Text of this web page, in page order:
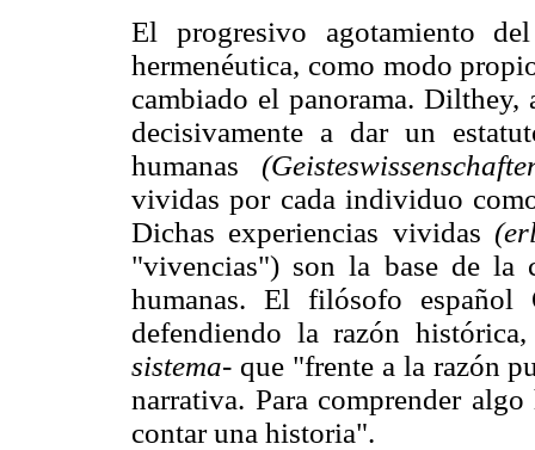
El progresivo agotamiento
hermenéutica, como modo
cambiado el panorama.
decisivamente a dar un
humanas
vividas por cada individuo
Dichas experiencias vividas
"vivencias") son la base de la
humanas. El filósofo
defendiendo la razón
sistema- que "frente a la razón
narrativa. Para comprender
contar una historia".